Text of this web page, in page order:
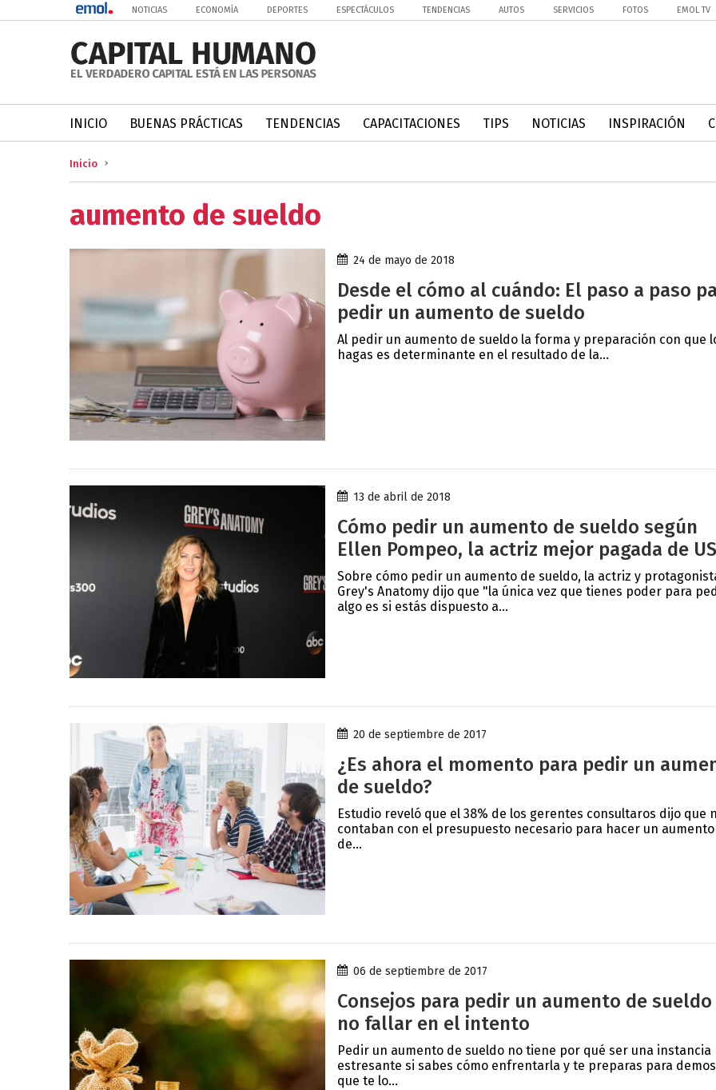
NOTICIAS ECONOMÍA DEPORTES ESPECTÁCULOS TENDENCIAS AUTOS SERVICIOS FOTOS EMOL TV
INICIO BUENAS PRÁCTICAS TENDENCIAS CAPACITACIONES TIPS NOTICIAS INSPIRACIÓN
Inicio
aumento de sueldo
24 de mayo de 2018
Desde el cómo al cuándo: El paso a paso
pedir un aumento de sueldo
Al pedir un aumento de sueldo la forma y preparación con que
hagas es determinante en el resultado de la...
13 de abril de 2018
Cómo pedir un aumento de sueldo según
Ellen Pompeo, la actriz mejor pagada de
Sobre cómo pedir un aumento de sueldo, la actriz y
Grey's Anatomy dijo que "la única vez que tienes poder para
algo es si estás dispuesto a...
20 de septiembre de 2017
¿Es ahora el momento para pedir un
de sueldo?
Estudio reveló que el 38% de los gerentes consultaros dijo que
contaban con el presupuesto necesario para hacer un aumento
de...
06 de septiembre de 2017
Consejos para pedir un aumento de sueldo
no fallar en el intento
Pedir un aumento de sueldo no tiene por qué ser una instancia
estresante si sabes cómo enfrentarla y te preparas para
que te lo...